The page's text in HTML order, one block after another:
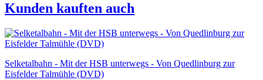
Kunden kauften auch
Selketalbahn - Mit der HSB unterwegs - Von Quedlinburg zur
Eisfelder Talmühle (DVD)